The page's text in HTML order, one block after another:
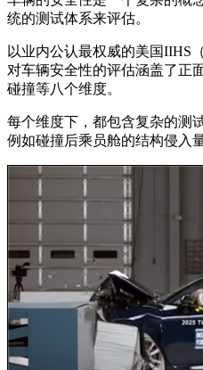
统的测试体系来评估。
以业内公认最权威的美国IIHS
对车辆安全性的评估涵盖了正
碰撞等八个维度。
每个维度下，都包含复杂的测
例如碰撞后乘员舱的结构侵入